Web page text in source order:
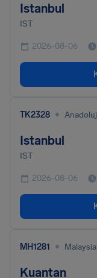
Istanbul
IST
2026-08-06
TK2328 •
Istanbul
IST
2026-08-06
MH1281 •
Kuantan